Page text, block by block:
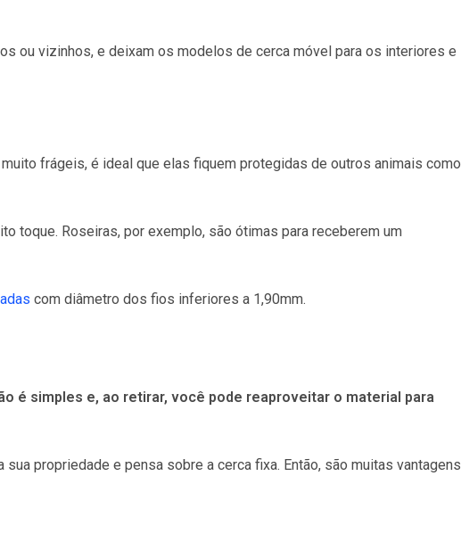
ou vizinhos, e deixam os modelos de cerca móvel para os interiores e
frágeis, é ideal que elas fiquem protegidas de outros animais como
toque. Roseiras, por exemplo, são ótimas para receberem um
com diâmetro dos fios inferiores a 1,90mm.
é simples e, ao retirar, você pode reaproveitar o material para
propriedade e pensa sobre a cerca fixa. Então, são muitas vantagens